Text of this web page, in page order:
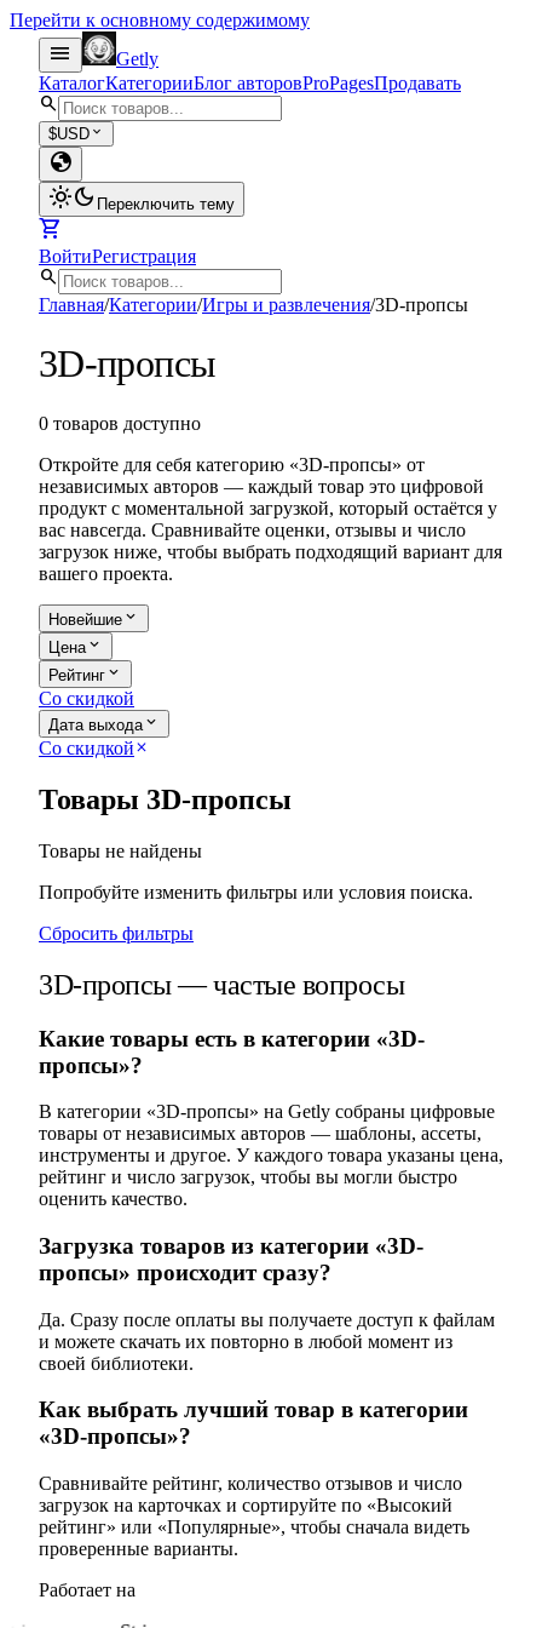
Перейти к основному содержимому
menu
Getly
КаталогКатегорииБлог авторовProPagesПродавать
search
$USD expand_more
globe
light_modedark_mode Переключить тему
shopping_cart
ВойтиРегистрация
search
Главная/Категории/Игры и развлечения/3D-пропсы
3D-пропсы
0 товаров доступно
Откройте для себя категорию «3D-пропсы» от
независимых авторов — каждый товар это цифровой
продукт с моментальной загрузкой, который остаётся у
вас навсегда. Сравнивайте оценки, отзывы и число
загрузок ниже, чтобы выбрать подходящий вариант для
вашего проекта.
Новейшие expand_more
Цена expand_more
Рейтинг expand_more
Со скидкой
Дата выхода expand_more
Со скидкой close
Товары 3D-пропсы
Товары не найдены
Попробуйте изменить фильтры или условия поиска.
Сбросить фильтры
3D-пропсы — частые вопросы
Какие товары есть в категории «3D-
пропсы»?
В категории «3D-пропсы» на Getly собраны цифровые
товары от независимых авторов — шаблоны, ассеты,
инструменты и другое. У каждого товара указаны цена,
рейтинг и число загрузок, чтобы вы могли быстро
оценить качество.
Загрузка товаров из категории «3D-
пропсы» происходит сразу?
Да. Сразу после оплаты вы получаете доступ к файлам
и можете скачать их повторно в любой момент из
своей библиотеки.
Как выбрать лучший товар в категории
«3D-пропсы»?
Сравнивайте рейтинг, количество отзывов и число
загрузок на карточках и сортируйте по «Высокий
рейтинг» или «Популярные», чтобы сначала видеть
проверенные варианты.
Работает на